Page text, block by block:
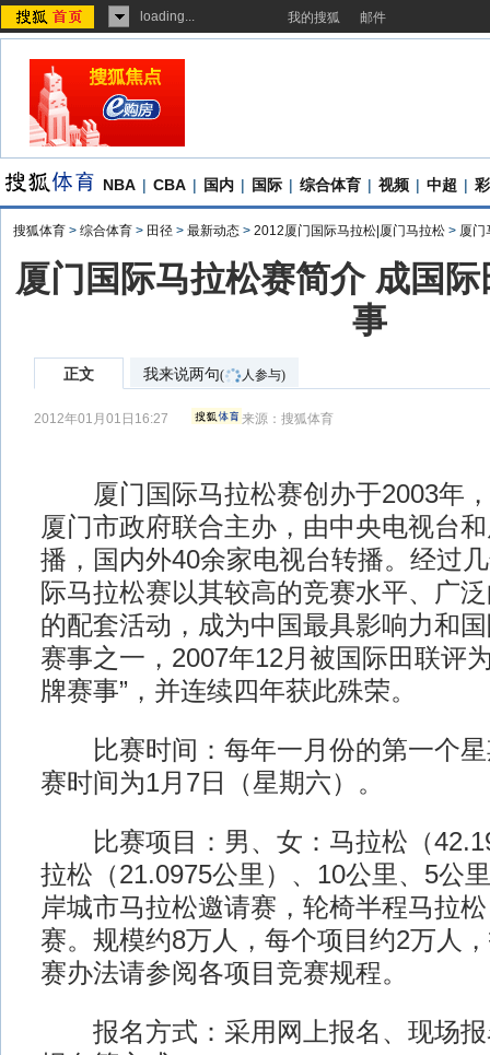
loading... 我的搜狐 邮件
NBA | CBA | 国内 | 国际 | 综合体育 | 视频 | 中超 |
搜狐体育 > 综合体育 > 田径 > 最新动态 > 2012厦门国际马拉松|厦门马拉松 > 厦门
厦门国际马拉松赛简介 成国
事
正文 我来说两句( 人参与)
2012年01月01日16:27 来源：搜狐体育
厦门国际马拉松赛创办于2003年，
厦门市政府联合主办，由中央电视台
播，国内外40余家电视台转播。经过
际马拉松赛以其较高的竞赛水平、广
的配套活动，成为中国最具影响力和
赛事之一，2007年12月被国际田联评
牌赛事”，并连续四年获此殊荣。
比赛时间：每年一月份的第一个星
赛时间为1月7日（星期六）。
比赛项目：男、女：马拉松（
拉松（21.0975公里）、10公里、5公
岸城市马拉松邀请赛，轮椅半程马拉
赛。规模约8万人，每个项目约2万人
赛办法请参阅各项目竞赛规程。
报名方式：采用网上报名、现场报